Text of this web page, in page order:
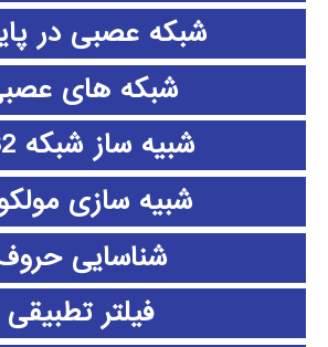
شبکه عصبی در
شبکه های
شبیه ساز شبکه NS2
شبیه سازی
شناسایی
فیلتر تطبیقی